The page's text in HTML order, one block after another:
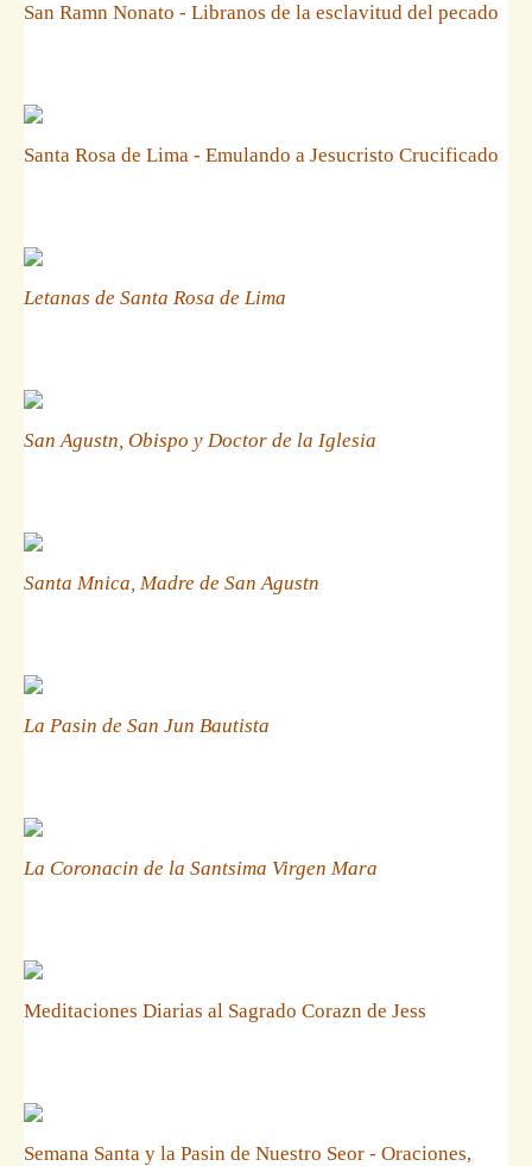
San Ramn Nonato - Libranos de la esclavitud del pecado
Santa Rosa de Lima - Emulando a Jesucristo Crucificado
Letanas de Santa Rosa de Lima
San Agustn, Obispo y Doctor de la Iglesia
Santa Mnica, Madre de San Agustn
La Pasin de San Jun Bautista
La Coronacin de la Santsima Virgen Mara
Meditaciones Diarias al Sagrado Corazn de Jess
Semana Santa y la Pasin de Nuestro Seor - Oraciones,